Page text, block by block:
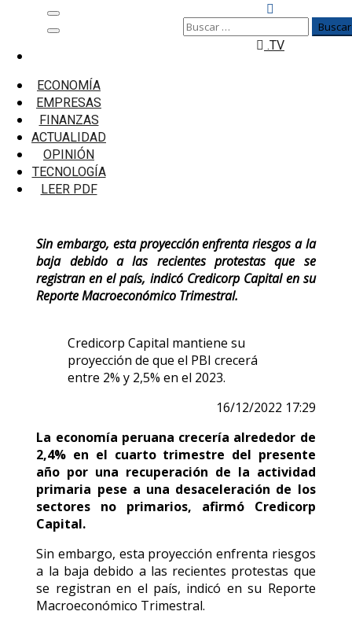
Menú
principal
ECONOMÍA
EMPRESAS
FINANZAS
ACTUALIDAD
OPINIÓN
TECNOLOGÍA
LEER PDF
Buscar:
.TV
Credicorp Capital: Economía peruana crecería
2,4% en el cuarto trimestre
Credicorp Capital: Economía peruana
crecería 2,4% en el cuarto trimestre
Sin embargo, esta proyección enfrenta riesgos a la
baja debido a las recientes protestas que se
registran en el país, indicó Credicorp Capital en su
Reporte Macroeconómico Trimestral.
Credicorp Capital mantiene su
proyección de que el PBI crecerá
entre 2% y 2,5% en el 2023.
16/12/2022 17:29
La economía peruana crecería alrededor de
2,4% en el cuarto trimestre del presente
año por una recuperación de la actividad
primaria pese a una desaceleración de los
sectores no primarios, afirmó Credicorp
Capital.
Sin embargo, esta proyección enfrenta riesgos
a la baja debido a las recientes protestas que
se registran en el país, indicó en su Reporte
Macroeconómico Trimestral.